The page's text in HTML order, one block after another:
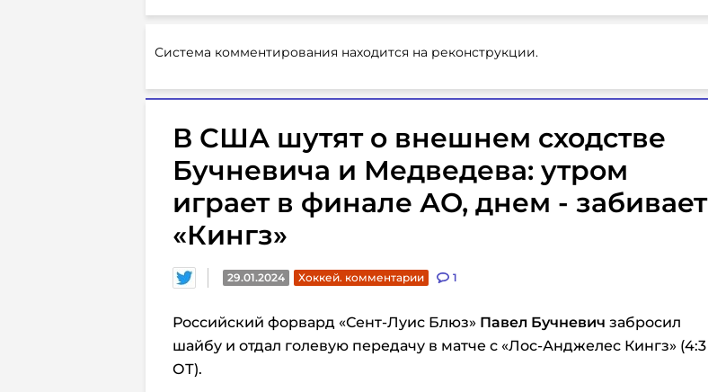
Система комментирования находится на реконструкции.
В США шутят о внешнем сходстве
Бучневича и Медведева: утром
играет в финале АО, днем - забивает
«Кингз»
29.01.2024 Хоккей. комментарии 1
Российский форвард «Сент-Луис Блюз» Павел Бучневич забросил
шайбу и отдал голевую передачу в матче с «Лос-Анджелес Кингз» (4:3
ОТ).